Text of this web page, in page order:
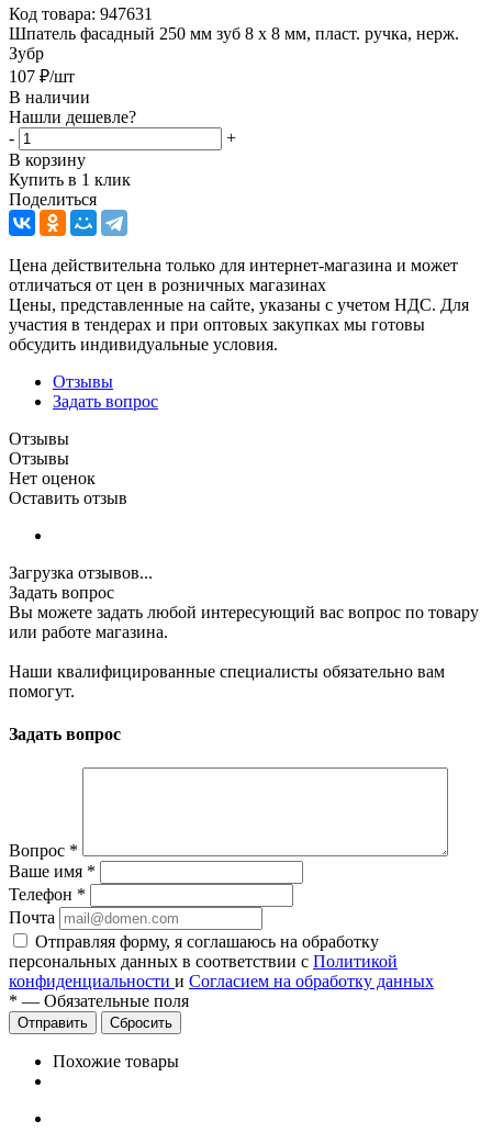
Код товара: 947631
Шпатель фасадный 250 мм зуб 8 х 8 мм, пласт. ручка, нерж.
Зубр
107 ₽/шт
В наличии
Нашли дешевле?
-
+
В корзину
Купить в 1 клик
Поделиться
Цена действительна только для интернет-магазина и может
отличаться от цен в розничных магазинах
Цены, представленные на сайте, указаны с учетом НДС. Для
участия в тендерах и при оптовых закупках мы готовы
обсудить индивидуальные условия.
Отзывы
Задать вопрос
Отзывы
Отзывы
Нет оценок
Оставить отзыв
Загрузка отзывов...
Задать вопрос
Вы можете задать любой интересующий вас вопрос по товару
или работе магазина.
Наши квалифицированные специалисты обязательно вам
помогут.
Задать вопрос
Вопрос *
Ваше имя *
Телефон *
Почта
Отправляя форму, я соглашаюсь на обработку
персональных данных в соответствии с Политикой
конфиденциальности и Согласием на обработку данных
* — Обязательные поля
Сбросить
Похожие товары